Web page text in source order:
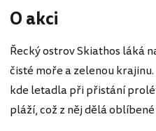
O akci
Řecký ostrov Skiathos láká
čisté moře a zelenou
kde letadla při přistání
pláží, což z něj dělá